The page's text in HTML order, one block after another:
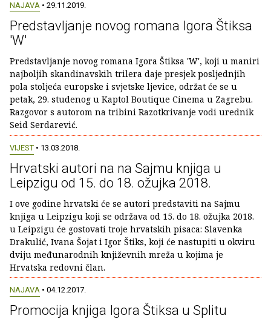
NAJAVA • 29.11.2019.
Predstavljanje novog romana Igora Štiksa
'W'
Predstavljanje novog romana Igora Štiksa 'W', koji u maniri
najboljih skandinavskih trilera daje presjek posljednjih
pola stoljeća europske i svjetske ljevice, održat će se u
petak, 29. studenog u Kaptol Boutique Cinema u Zagrebu.
Razgovor s autorom na tribini Razotkrivanje vodi urednik
Seid Serdarević.
VIJEST • 13.03.2018.
Hrvatski autori na na Sajmu knjiga u
Leipzigu od 15. do 18. ožujka 2018.
I ove godine hrvatski će se autori predstaviti na Sajmu
knjiga u Leipzigu koji se održava od 15. do 18. ožujka 2018.
u Leipzigu će gostovati troje hrvatskih pisaca: Slavenka
Drakulić, Ivana Šojat i Igor Štiks, koji će nastupiti u okviru
dviju međunarodnih književnih mreža u kojima je
Hrvatska redovni član.
NAJAVA • 04.12.2017.
Promocija knjiga Igora Štiksa u Splitu